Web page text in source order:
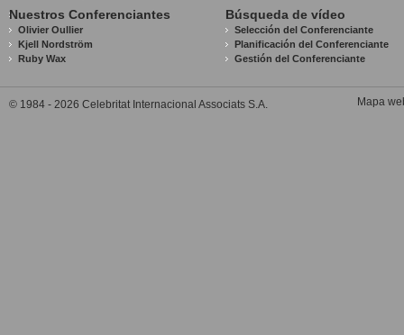
Nuestros Conferenciantes
Olivier Oullier
Kjell Nordström
Ruby Wax
Búsqueda de vídeo
Selección del Conferenciante
Planificación del Conferenciante
Gestión del Conferenciante
© 1984 - 2026 Celebritat Internacional Associats S.A. Mapa